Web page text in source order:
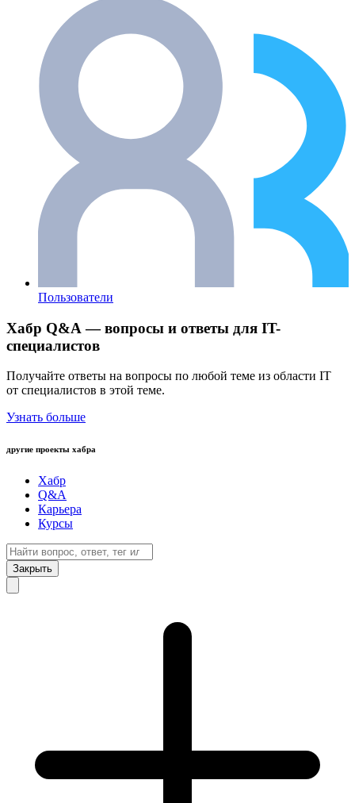
Пользователи
Хабр Q&A — вопросы и ответы для IT-
специалистов
Получайте ответы на вопросы по любой теме из области IT
от специалистов в этой теме.
Узнать больше
другие проекты хабра
Хабр
Q&A
Карьера
Курсы
Закрыть